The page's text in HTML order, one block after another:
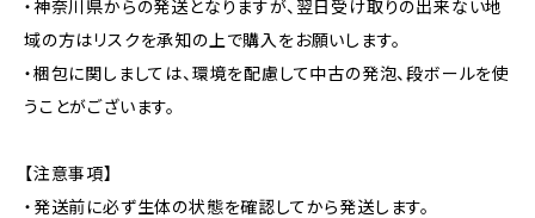
・神奈川県からの発送となりますが、翌日受け取りの出来ない地
域の方はリスクを承知の上で購入をお願いします。
・梱包に関しましては、環境を配慮して中古の発泡、段ボールを使
うことがございます。
【注意事項】
・発送前に必ず生体の状態を確認してから発送します。